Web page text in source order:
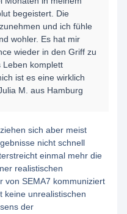
begeistert. Die
und ich fühle
wohler. Es hat mir
wieder in den Griff zu
Leben komplett
ist es eine wirklich
M. aus Hamburg
sich aber meist
nicht schnell
einmal mehr die
realistischen
von SEMA7 kommuniziert
keine unrealistischen
der